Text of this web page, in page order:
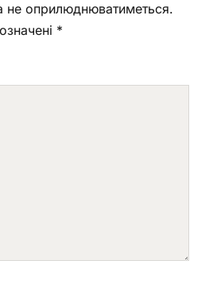
не оприлюднюватиметься.
*